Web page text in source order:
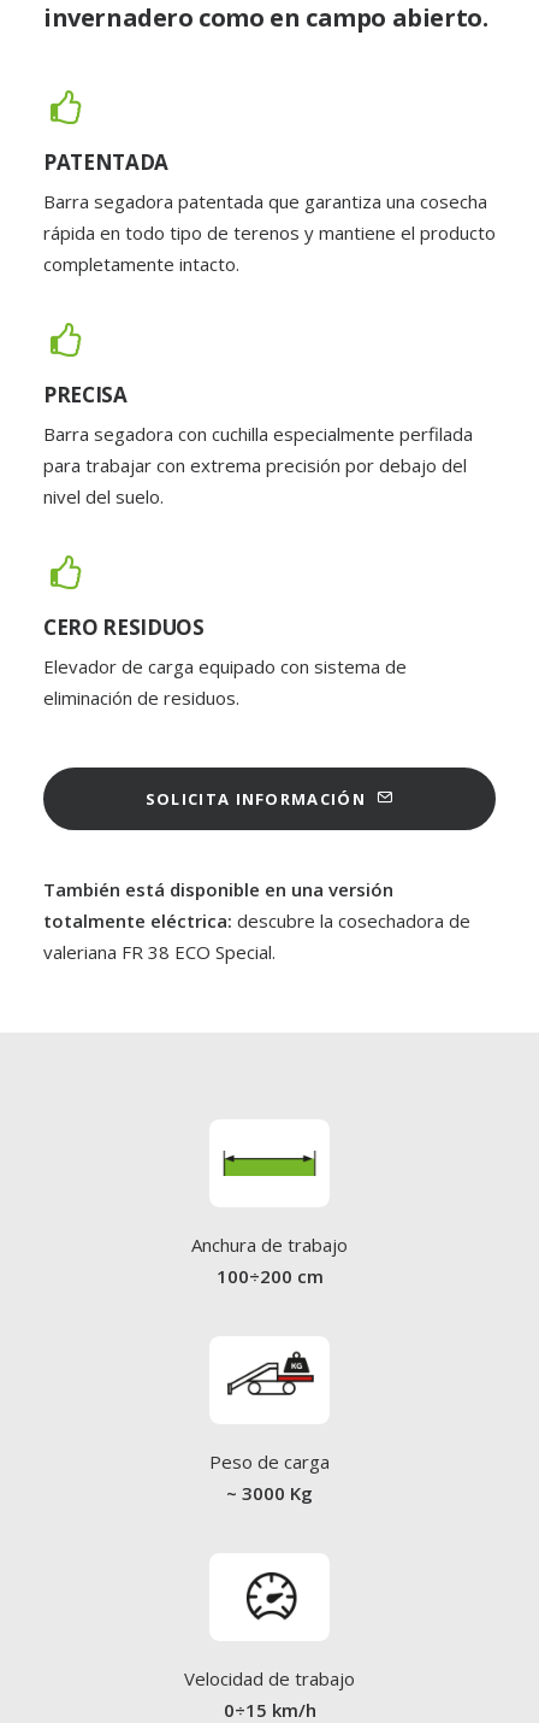
invernadero como en campo abierto.
PATENTADA
Barra segadora patentada que garantiza una cosecha
rápida en todo tipo de terenos y mantiene el producto
completamente intacto.
PRECISA
Barra segadora con cuchilla especialmente perfilada
para trabajar con extrema precisión por debajo del
nivel del suelo.
CERO RESIDUOS
Elevador de carga equipado con sistema de
eliminación de residuos.
SOLICITA INFORMACIÓN
También está disponible en una versión
totalmente eléctrica: descubre la cosechadora de
valeriana FR 38 ECO Special.
Anchura de trabajo
100÷200 cm
Peso de carga
~ 3000 Kg
Velocidad de trabajo
0÷15 km/h